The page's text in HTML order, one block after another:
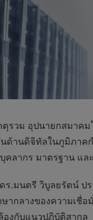
รวม อุปนายกสมาคม
ด้านดิจิทัลในภูมิภาค
คลากร มาตรฐาน แ
ร.มนตรี วิบูลยรัตน์ ป
ากลางของความเชื่
งกับแนวปฏิบัติสากล